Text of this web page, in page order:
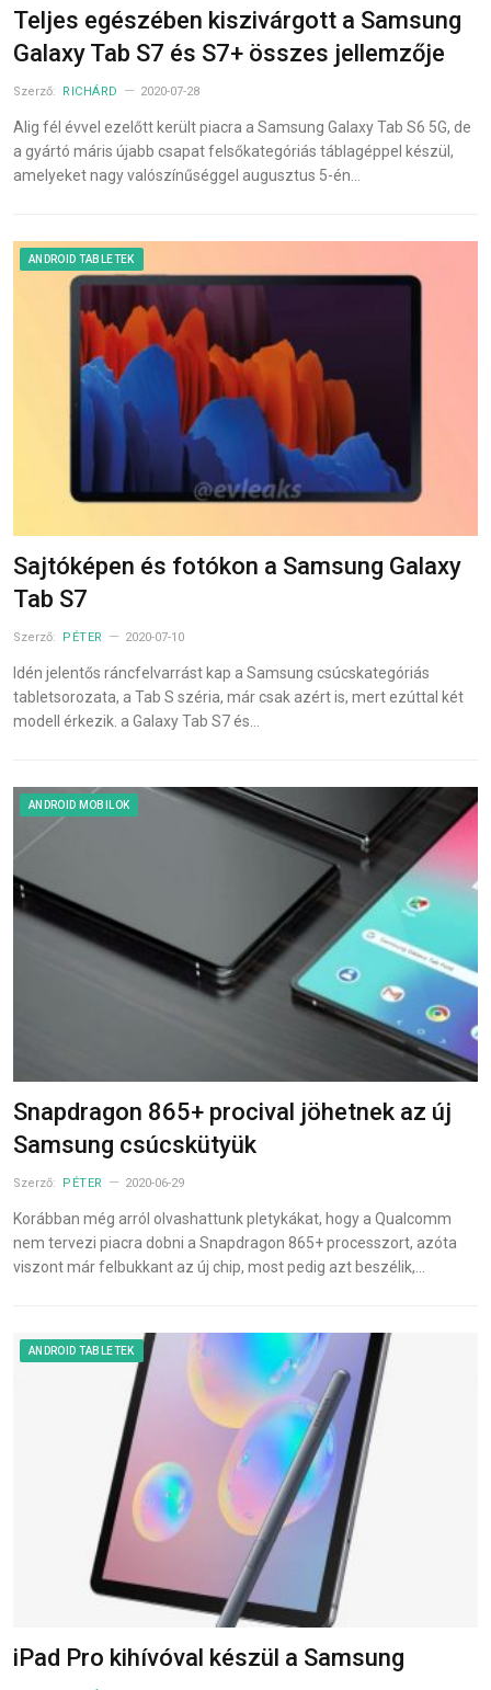
Teljes egészében kiszivárgott a Samsung
Galaxy Tab S7 és S7+ összes jellemzője
Szerző: RICHÁRD 2020-07-28
Alig fél évvel ezelőtt került piacra a Samsung Galaxy Tab S6 5G, de
a gyártó máris újabb csapat felsőkategóriás táblagéppel készül,
amelyeket nagy valószínűséggel augusztus 5-én…
ANDROID TABLETEK
Sajtóképen és fotókon a Samsung Galaxy
Tab S7
Szerző: PÉTER 2020-07-10
Idén jelentős ráncfelvarrást kap a Samsung csúcskategóriás
tabletsorozata, a Tab S széria, már csak azért is, mert ezúttal két
modell érkezik. a Galaxy Tab S7 és…
ANDROID MOBILOK
Snapdragon 865+ procival jöhetnek az új
Samsung csúcskütyük
Szerző: PÉTER 2020-06-29
Korábban még arról olvashattunk pletykákat, hogy a Qualcomm
nem tervezi piacra dobni a Snapdragon 865+ processzort, azóta
viszont már felbukkant az új chip, most pedig azt beszélik,…
ANDROID TABLETEK
iPad Pro kihívóval készül a Samsung